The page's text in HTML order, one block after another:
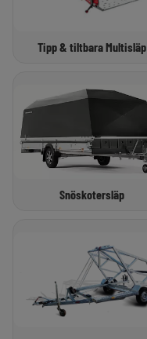
Tipp & tiltbara Multisläp
Snöskotersläp